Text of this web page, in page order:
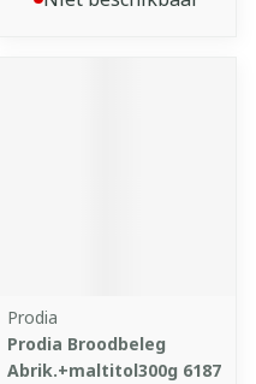
Prodia
Prodia Broodbeleg
Abrik.+maltitol300g 6187